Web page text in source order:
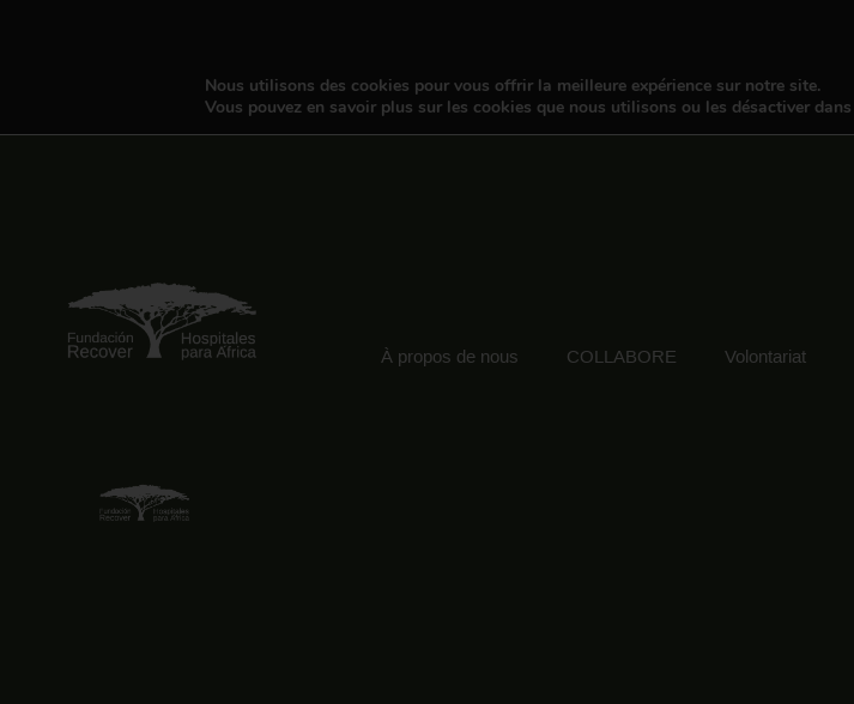
À propos de nous COLLABORE Volontariat
Nous utilisons des cookies pour vous offrir la meilleure expérience sur notre site.
Vous pouvez en savoir plus sur les cookies que nous utilisons ou les désactiver dans